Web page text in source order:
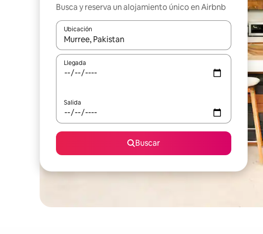
Busca y reserva un alojamiento único en Airbnb
Ubicación
Cuando los resultados estén disponibles, podrás navegar
Llegada
Salida
Buscar